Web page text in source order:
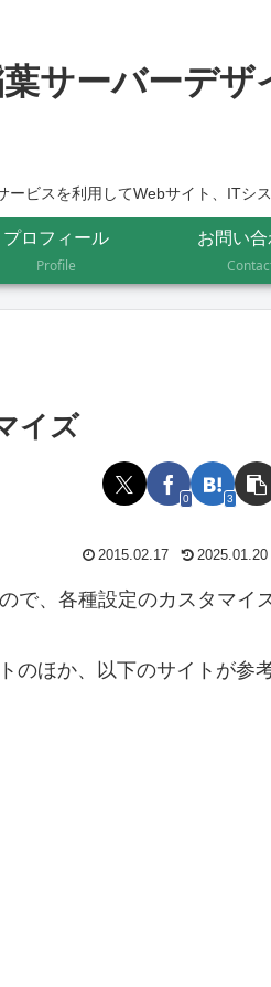
ビスを利用してWebサイト、ITシ
プロフィール
Profile
お問い
イズ
0 3
2015.02.17 2025.01.20
で、各種設定のカスタマイ
のほか、以下のサイトが参